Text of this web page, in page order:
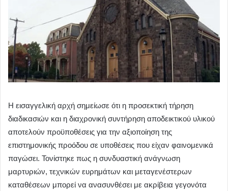
Η εισαγγελική αρχή σημείωσε ότι η προσεκτική τήρηση
διαδικασιών και η διαχρονική συντήρηση αποδεικτικού υλικού
αποτελούν προϋποθέσεις για την αξιοποίηση της
επιστημονικής προόδου σε υποθέσεις που είχαν φαινομενικά
παγώσει. Τονίστηκε πως η συνδυαστική ανάγνωση
μαρτυριών, τεχνικών ευρημάτων και μεταγενέστερων
καταθέσεων μπορεί να ανασυνθέσει με ακρίβεια γεγονότα